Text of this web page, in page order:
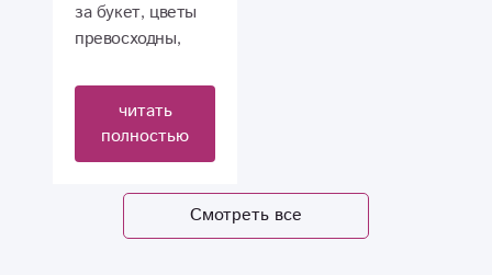
за букет, цветы
превосходны,
заказывала.
Очень красиво.
читать
полностью
Смотреть все